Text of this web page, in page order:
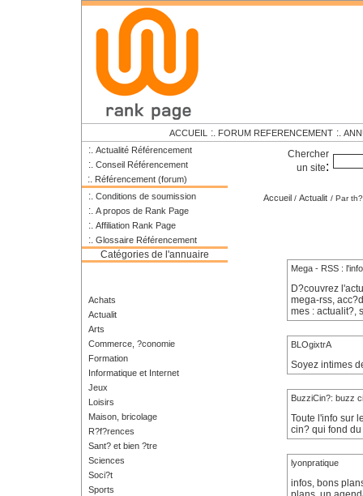
ACCUEIL :. FORUM REFERENCEMENT :.
:. Actualité Référencement
:. Conseil Référencement
:. Référencement (forum)
:. Conditions de soumission
:. A propos de Rank Page
:. Affiliation Rank Page
:. Glossaire Référencement
Catégories de l'annuaire
Achats
Actualit
Arts
Commerce, ?conomie
Formation
Informatique et Internet
Jeux
Loisirs
Maison, bricolage
R?f?rences
Sant? et bien ?tre
Sciences
Soci?t
Sports
Chercher
un site:
Accueil / Actualit / Par
Mega - RSS :
D?couvrez
mega-rss,
mes : actualit?,
BLOgixtrA
Soyez intimes
BuzziCin?: buzz
Toute l'info sur
cin? qui fond
lyonpratique
infos, bons